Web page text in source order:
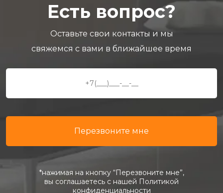
Есть вопрос?
Оставьте свои контакты и мы
свяжемся с вами в ближайшее время
*нажимая на кнопку “Перезвоните мне”,
вы соглашаетесь с нашей Политикой
конфиденциальности